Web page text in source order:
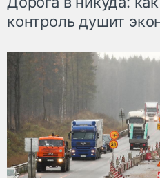
контроль душит